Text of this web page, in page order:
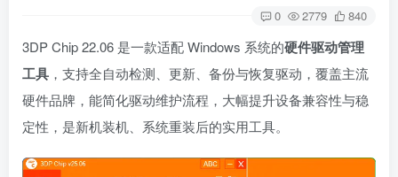
0 2779 840
3DP Chip 22.06 是一款适配 Windows 系统的硬件驱动管理
工具 ，支持全自动检测、更新、备份与恢复驱动，覆盖主流
硬件品牌，能简化驱动维护流程，大幅提升设备兼容性与稳
定性，是新机装机、系统重装后的实用工具。